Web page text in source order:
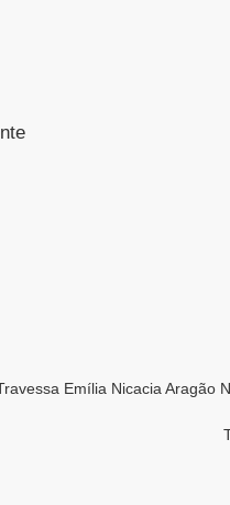
Emília Nicacia Aragão